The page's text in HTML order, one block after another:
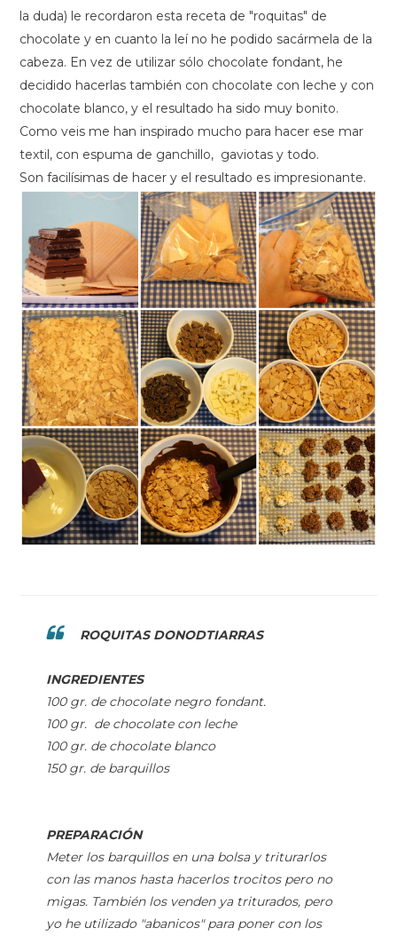
la duda) le recordaron esta receta de "roquitas" de
chocolate y en cuanto la leí no he podido sacármela de la
cabeza. En vez de utilizar sólo chocolate fondant, he
decidido hacerlas también con chocolate con leche y con
chocolate blanco, y el resultado ha sido muy bonito.
Como veis me han inspirado mucho para hacer ese mar
textil, con espuma de ganchillo, gaviotas y todo.
Son facilísimas de hacer y el resultado es impresionante.
ROQUITAS DONODTIARRAS
INGREDIENTES
100 gr. de chocolate negro fondant.
100 gr. de chocolate con leche
100 gr. de chocolate blanco
150 gr. de barquillos
PREPARACIÓN
Meter los barquillos en una bolsa y triturarlos
con las manos hasta hacerlos trocitos pero no
migas. También los venden ya triturados, pero
yo he utilizado "abanicos" para poner con los